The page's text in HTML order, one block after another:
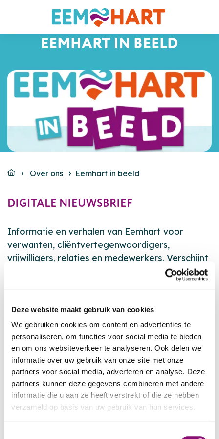
Deze website maakt gebruik van cookies
We gebruiken cookies om content en advertenties te
personaliseren, om functies voor social media te bieden
en om ons websiteverkeer te analyseren. Ook delen we
informatie over uw gebruik van onze site met onze
partners voor social media, adverteren en analyse. Deze
partners kunnen deze gegevens combineren met andere
informatie die u aan ze heeft verstrekt of die ze hebben
verzameld op basis van uw gebruik van hun services.
EEMHART IN BEELD
Over ons Eemhart in beeld
DIGITALE NIEUWSBRIEF
Informatie en verhalen van Eemhart voor
verwanten, cliëntvertegenwoordigers,
vrijwilligers, relaties en medewerkers. Verschijnt
maandelijks via e-mail. Met deze nieuwsbrief
Hier kun je na publicatie eerder verschenen
edities terug vinden:
1e jaargang
Eemhart in Beeld #8 - juli 2026
Eemhart in Beeld #7 - juni 2026
Eemhart in Beeld #6 - mei 2026